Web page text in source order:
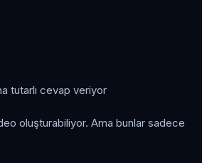
tutarlı cevap veriyor
oluşturabiliyor. Ama bunlar sadece